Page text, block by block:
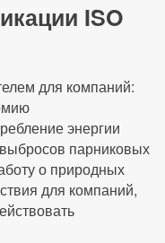
ISO
для компаний:
энергии
парниковых
о природных
для компаний,